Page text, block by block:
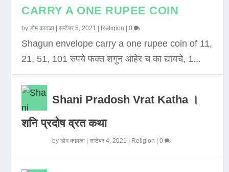
CARRY A ONE RUPEE COIN
byडोम कावळा |सप्टेंबर 5, 2021 Religion |0
Shagun envelope carry a one rupee coin of 11,
21, 51, 101 रुपये फक्त शगुन आहेर च का द्यायचे, 1...
Shani Pradosh Vrat Katha ।
शनि प्रदोष व्रत कथा
byडोम कावळा |सप्टेंबर 4, 2021 Religion |0